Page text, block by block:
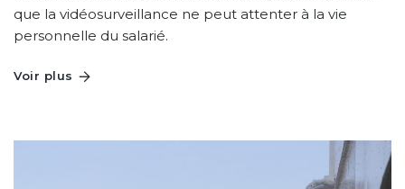
que la vidéosurveillance ne peut attenter à la vie
personnelle du salarié.
Voir plus